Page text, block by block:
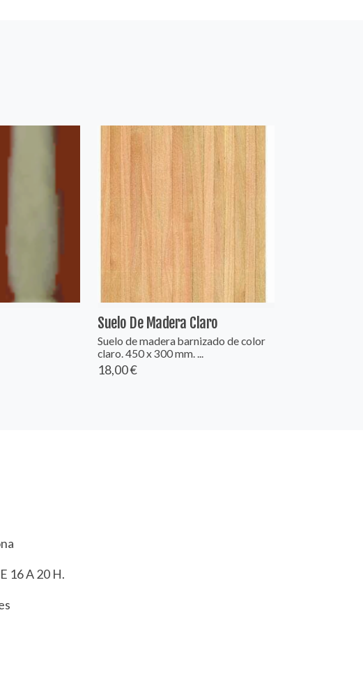
Suelo De Madera Claro
Suelo de madera barnizado de color
claro. 450 x 300 mm. ...
18,00 €
16 A 20 H.